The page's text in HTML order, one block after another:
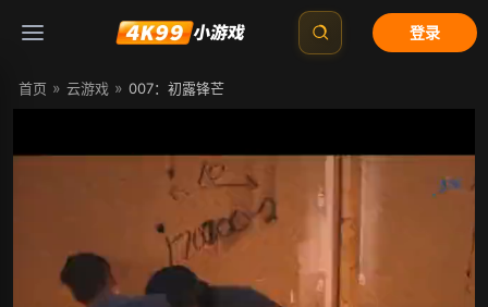
登录
首页 » 云游戏 » 007：初露锋芒